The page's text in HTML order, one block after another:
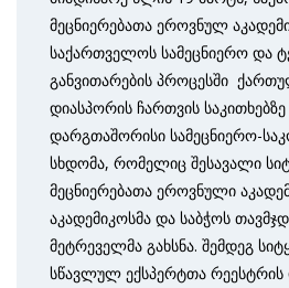
მეცნიერებათა ეროვნულ
საქართველოს სამეცნიერო და
განვითარების პროცესში
დიასპორის ჩართვის საკითხებზე
დარგთაშორისი სამეცნიერო-
სხდომა, რომელიც შესავალი
მეცნიერებათა ეროვნული
აკადემიკოსმა და საბჭოს
მეტრეველმა გახსნა. შემდეგ
სწავლულ ექსპერტთა